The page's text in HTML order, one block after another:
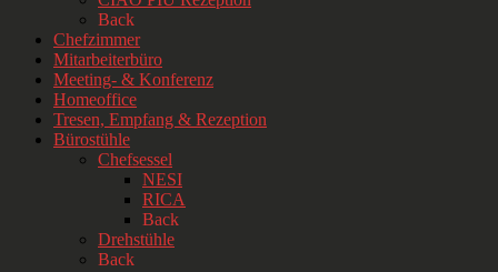
Back
Chefzimmer
Mitarbeiterbüro
Meeting- & Konferenz
Homeoffice
Tresen, Empfang & Rezeption
Bürostühle
Chefsessel
NESI
RICA
Back
Drehstühle
Back